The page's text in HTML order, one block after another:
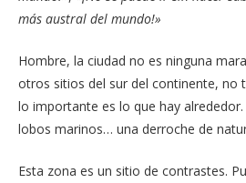
más austral del mundo!»
Hombre, la ciudad no es ninguna
otros sitios del sur del continente, no
lo importante es lo que hay alrededor.
lobos marinos… una derroche de
Esta zona es un sitio de contrastes.